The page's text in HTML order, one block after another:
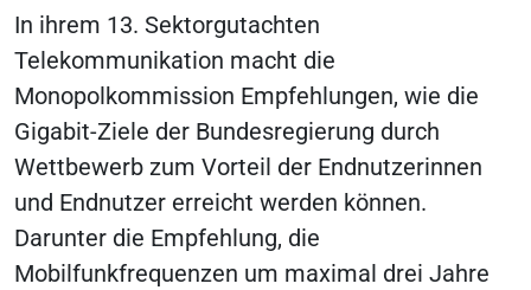
In ihrem 13. Sektorgutachten
Telekommunikation macht die
Monopolkommission Empfehlungen, wie die
Gigabit-Ziele der Bundesregierung durch
Wettbewerb zum Vorteil der Endnutzerinnen
und Endnutzer erreicht werden können.
Darunter die Empfehlung, die
Mobilfunkfrequenzen um maximal drei Jahre